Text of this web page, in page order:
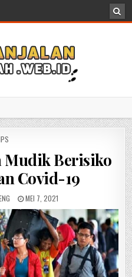
IN
Mudik Berisiko
Covid-19
PUBLISHED DATE:
MEI 7, 2021